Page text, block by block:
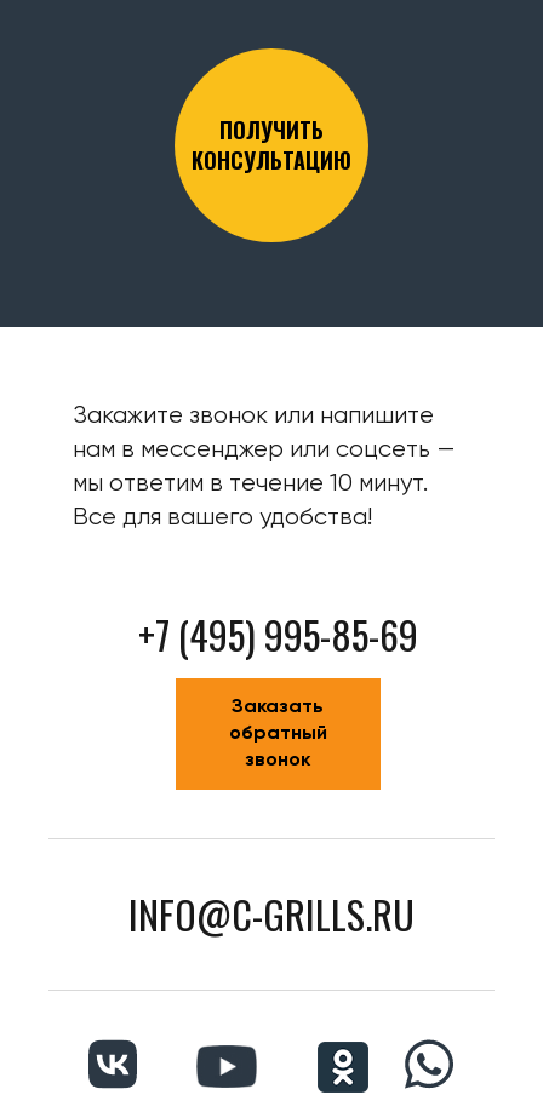
ПОЛУЧИТЬ
КОНСУЛЬТАЦИЮ
Закажите звонок или напишите
нам в мессенджер или соцсеть —
мы ответим в течение 10 минут.
Все для вашего удобства!
+7 (495) 995-85-69
Заказать
обратный
звонок
INFO@C-GRILLS.RU